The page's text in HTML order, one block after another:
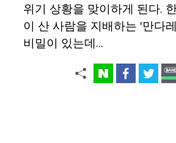
위기 상황을 맞이하게 된다.
이 산 사람을 지배하는 '만다
비밀이 있는데...